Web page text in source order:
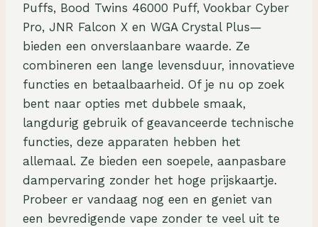
Puffs, Bood Twins 46000 Puff, Vookbar Cyber
Pro, JNR Falcon X en WGA Crystal Plus—
bieden een onverslaanbare waarde. Ze
combineren een lange levensduur, innovatieve
functies en betaalbaarheid. Of je nu op zoek
bent naar opties met dubbele smaak,
langdurig gebruik of geavanceerde technische
functies, deze apparaten hebben het
allemaal. Ze bieden een soepele, aanpasbare
dampervaring zonder het hoge prijskaartje.
Probeer er vandaag nog een en geniet van
een bevredigende vape zonder te veel uit te